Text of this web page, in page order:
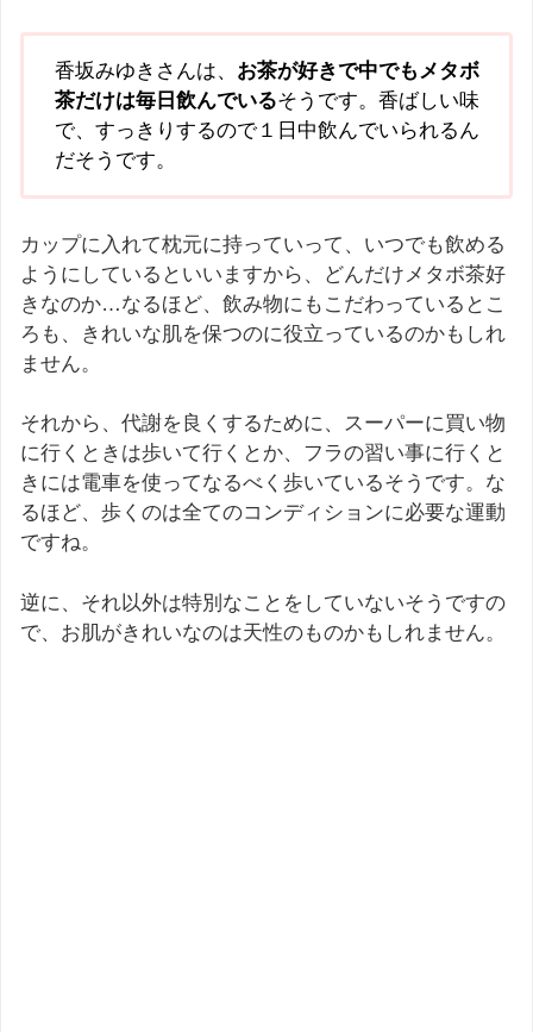
香坂みゆきさんは、 お茶が好きで中でもメタボ
茶だけは毎日飲んでいるそうです。香ばしい味
で、すっきりするので１日中飲んでいられるん
だそうです。
カップに入れて枕元に持っていって、いつでも飲める
ようにしているといいますから、どんだけメタボ茶好
きなのか…なるほど、飲み物にもこだわっているとこ
ろも、きれいな肌を保つのに役立っているのかもしれ
ません。
それから、代謝を良くするために、スーパーに買い物
に行くときは歩いて行くとか、フラの習い事に行くと
きには電車を使ってなるべく歩いているそうです。な
るほど、歩くのは全てのコンディションに必要な運動
ですね。
逆に、それ以外は特別なことをしていないそうですの
で、お肌がきれいなのは天性のものかもしれません。